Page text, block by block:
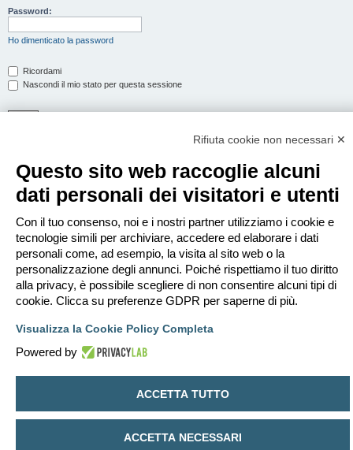
Password:
Ho dimenticato la password
Ricordami
Nascondi il mio stato per questa sessione
Per eseguire il login devi essere registrato. La registrazione richiede solo
pochi secondi e garantisce l’accesso alle funzioni avanzate. L’amministratore
può anche dare permessi speciali agli utenti. Prima di eseguire il login
assicurati di aver letto i termini d’uso e le varie regole.
Condizioni d’uso
Trattamento dei dati personali
Indice Tutti gli orari sono
Cancella cookie
Contattaci
Creato daphpBB® Forum Software © phpBB Limited
Traduzione Italiana
Rifiuta cookie non necessari ✕
Questo sito web raccoglie alcuni
dati personali dei visitatori e utenti
Con il tuo consenso, noi e i nostri partner utilizziamo i cookie e
tecnologie simili per archiviare, accedere ed elaborare i dati
personali come, ad esempio, la visita al sito web o la
personalizzazione degli annunci. Poiché rispettiamo il tuo diritto
alla privacy, è possibile scegliere di non consentire alcuni tipi di
cookie. Clicca su preferenze GDPR per saperne di più.
Visualizza la Cookie Policy Completa
Powered by
ACCETTA TUTTO
ACCETTA NECESSARI